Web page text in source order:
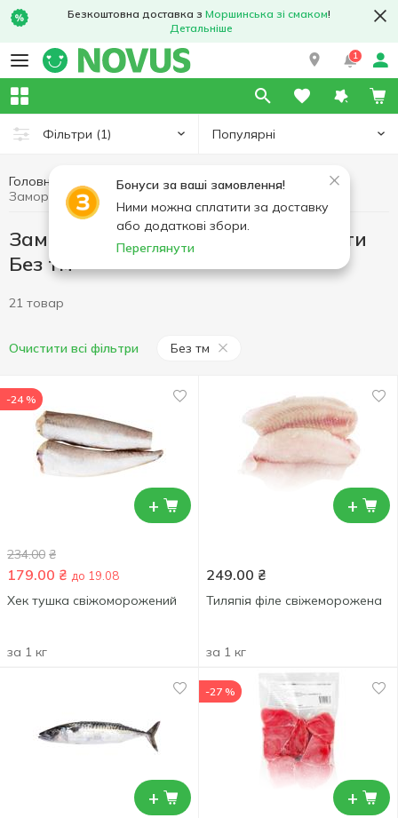
Безкоштовна доставка з Моршинська зі смаком!
Детальніше
1
Фільтри (1) Популярні
Бонуси за ваші замовлення!
Ними можна сплатити за доставку
або додаткові збори.
Переглянути
Головна Заморозка
Заморожена риба та морепродукти
Без тм
21 товар
Очистити всі фільтри Без тм
+
-24 %
234.00 ₴
179.00 ₴ до 19.08
Хек тушка свіжоморожений
за 1 кг
+
249.00 ₴
Тиляпія філе свіжеморожена
за 1 кг
+ +
-27 %